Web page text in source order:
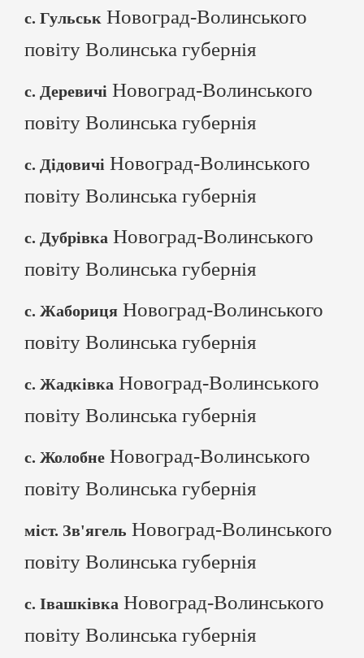
с. Гульськ Новоград-Волинського
повіту Волинська губернія
с. Деревичі Новоград-Волинського
повіту Волинська губернія
с. Дідовичі Новоград-Волинського
повіту Волинська губернія
с. Дубрівка Новоград-Волинського
повіту Волинська губернія
с. Жабориця Новоград-Волинського
повіту Волинська губернія
с. Жадківка Новоград-Волинського
повіту Волинська губернія
с. Жолобне Новоград-Волинського
повіту Волинська губернія
міст. Зв'ягель Новоград-Волинського
повіту Волинська губернія
с. Івашківка Новоград-Волинського
повіту Волинська губернія